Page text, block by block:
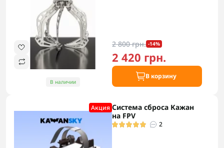
В наличии
2 800 грн. -14%
2 420 грн.
В корзину
Акция Система сброса Кажан
на FPV
2